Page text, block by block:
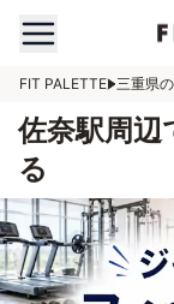
FIT PALETTE 三重県
佐奈駅周辺
る